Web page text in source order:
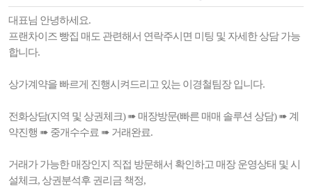
대표님 안녕하세요.
프랜차이즈 빵집 매도 관련해서 연락주시면 미팅 및 자세한 상담 가능
합니다.
상가계약을 빠르게 진행시켜드리고 있는 이경철팀장 입니다.
전화상담(지역 및 상권체크) ➠ 매장방문(빠른 매매 솔루션 상담) ➠ 계
약진행 ➠ 중개수수료 ➠ 거래완료.
거래가 가능한 매장인지 직접 방문해서 확인하고 매장 운영상태 및 시
설체크, 상권분석후 권리금 책정,